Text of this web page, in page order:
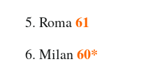
Roma61
Milan60*